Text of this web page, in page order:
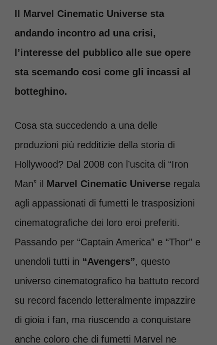
Il Marvel Cinematic Universe sta
andando incontro ad una crisi,
l’interesse del pubblico alle sue opere
sta scemando cosi come gli incassi al
botteghino.
Cosa sta succedendo a una delle
produzioni più redditizie della storia di
Hollywood? Dal 2008 con l’uscita di “Iron
Man” il Marvel Cinematic Universe regala
agli appassionati di fumetti le trasposizioni
cinematografiche dei loro eroi preferiti.
Passando per “Captain America” e “Thor” e
unendoli tutti in “Avengers”, questo
universo cinematografico ha battuto record
su record facendo letteralmente impazzire
di gioia i fan, ma riuscendo a conquistare
anche coloro che di fumetti Marvel ne